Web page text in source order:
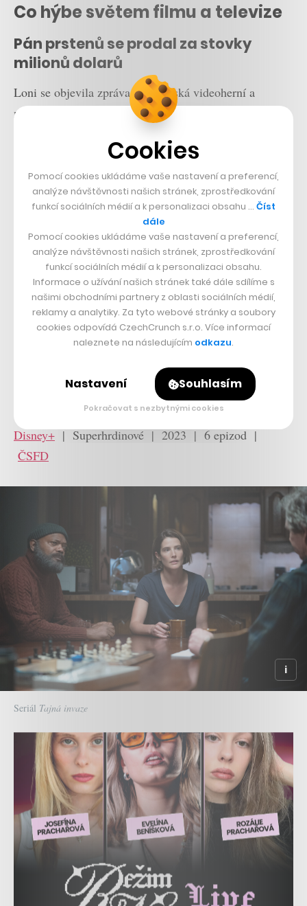
Co hýbe světem filmu a televize
Pán prstenů se prodal za stovky
milionů dolarů
Loni se objevila zpráva, že švédská videoherní a
mediální firma Embracer Group koupila práva na
přitom za možnost vytvářet filmy, videohry, divadelní
hry, deskové hry, upomínkové předměty nebo tematické
parky mohla zaplatit až dvě miliardy dolarů. A nebylo
by se čemu divit, když více než to vydělala jen přes
dvacet let stará filmová trilogie. Jak ale nyníupozornil
serverVariety, ve skutečnosti Embracer práva získal za
„pouhých“ 395 milionů dolarů. Na nových projektech
se podle všeho užpracuje.
Co si pustit
Tajná invaze
Disney+| Superhrdinové | 2023 | 6 epizod |
ČSFD
Seriál Tajná invaze
Cookies
Pomocí cookies ukládáme vaše nastavení a preferencí,
analýze návštěvnosti našich stránek, zprostředkování
funkcí sociálních médií a k personalizaci obsahu … Číst
dále
Pomocí cookies ukládáme vaše nastavení a preferencí,
analýze návštěvnosti našich stránek, zprostředkování
funkcí sociálních médií a k personalizaci obsahu.
Informace o užívání našich stránek také dále sdílíme s
našimi obchodními partnery z oblasti sociálních médií,
reklamy a analytiky. Za tyto webové stránky a soubory
cookies odpovídá CzechCrunch s.r.o. Více informací
naleznete na následujícím odkazu.
Nastavení Souhlasím
Pokračovat s nezbytnými cookies